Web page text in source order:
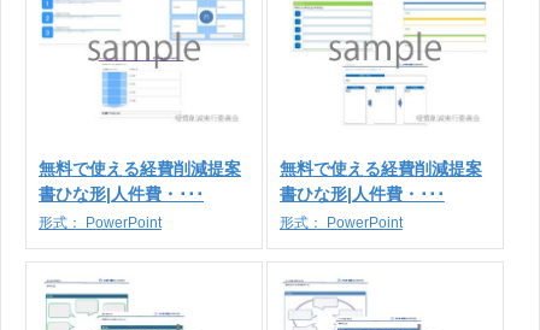
無料で使える経費削減提案
書ひな形|人件費・･･･
形式： PowerPoint
無料で使える経費削減提案
書ひな形|人件費・･･･
形式： PowerPoint